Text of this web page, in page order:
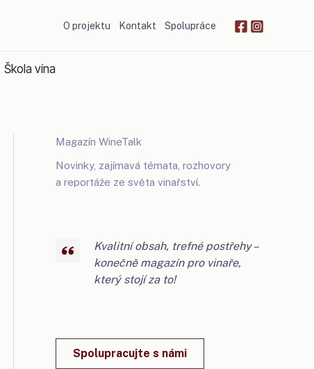
O projektu Kontakt Spolupráce
Škola vína
Magazín WineTalk
Novinky, zajímavá témata, rozhovory
a reportáže ze světa vinařství.
Kvalitní obsah, trefné postřehy –
konečně magazín pro vinaře,
který stojí za to!
Spolupracujte s námi